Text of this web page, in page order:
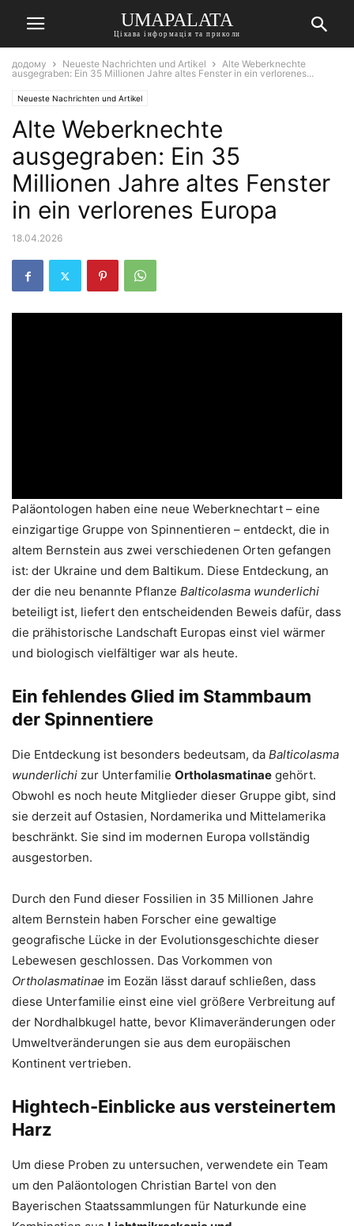
UMAPALATA
Цікава інформація та приколи
додому Neueste Nachrichten und Artikel
Alte Weberknechte
ausgegraben: Ein 35 Millionen Jahre altes Fenster in ein verlorenes...
Neueste Nachrichten und Artikel
Alte Weberknechte
ausgegraben: Ein 35
Millionen Jahre altes Fenster
in ein verlorenes Europa
18.04.2026
Paläontologen haben eine neue Weberknechtart – eine
einzigartige Gruppe von Spinnentieren – entdeckt, die in
altem Bernstein aus zwei verschiedenen Orten gefangen
ist: der Ukraine und dem Baltikum. Diese Entdeckung, an
der die neu benannte Pflanze Balticolasma wunderlichi
beteiligt ist, liefert den entscheidenden Beweis dafür, dass
die prähistorische Landschaft Europas einst viel wärmer
und biologisch vielfältiger war als heute.
Ein fehlendes Glied im Stammbaum
der Spinnentiere
Die Entdeckung ist besonders bedeutsam, da Balticolasma
wunderlichi zur Unterfamilie Ortholasmatinae gehört.
Obwohl es noch heute Mitglieder dieser Gruppe gibt, sind
sie derzeit auf Ostasien, Nordamerika und Mittelamerika
beschränkt. Sie sind im modernen Europa vollständig
ausgestorben.
Durch den Fund dieser Fossilien in 35 Millionen Jahre
altem Bernstein haben Forscher eine gewaltige
geografische Lücke in der Evolutionsgeschichte dieser
Lebewesen geschlossen. Das Vorkommen von
Ortholasmatinae im Eozän lässt darauf schließen, dass
diese Unterfamilie einst eine viel größere Verbreitung auf
der Nordhalbkugel hatte, bevor Klimaveränderungen oder
Umweltveränderungen sie aus dem europäischen
Kontinent vertrieben.
Hightech-Einblicke aus versteinertem
Harz
Um diese Proben zu untersuchen, verwendete ein Team
um den Paläontologen Christian Bartel von den
Bayerischen Staatssammlungen für Naturkunde eine